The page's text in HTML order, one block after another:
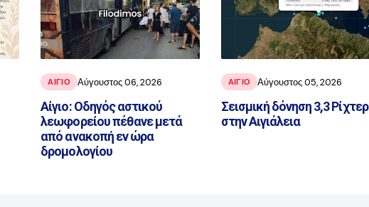
ΑΙΓΙΟ Αύγουστος 06, 2026
Αίγιο: Οδηγός αστικού
λεωφορείου πέθανε μετά
από ανακοπή εν ώρα
δρομολογίου
ΑΙΓΙΟ Αύγουστος 05, 2026
Σεισμική δόνηση 3,3 Ρίχτερ
στην Αιγιάλεια